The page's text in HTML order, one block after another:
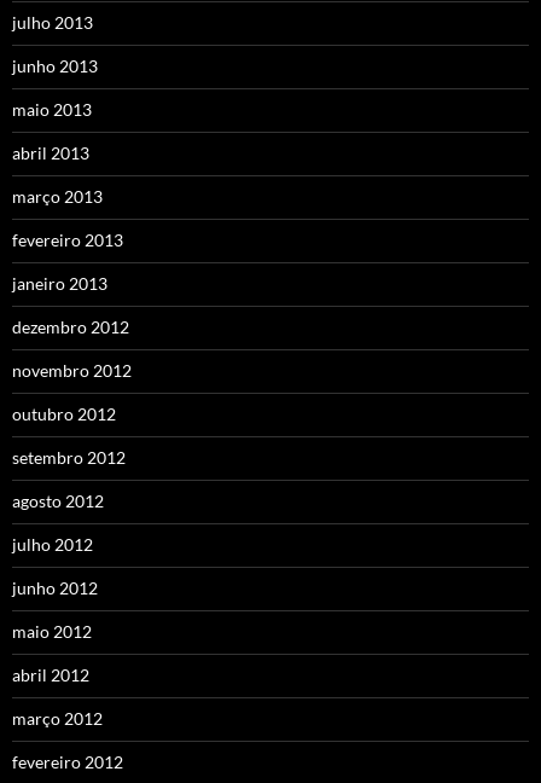
julho 2013
junho 2013
maio 2013
abril 2013
março 2013
fevereiro 2013
janeiro 2013
dezembro 2012
novembro 2012
outubro 2012
setembro 2012
agosto 2012
julho 2012
junho 2012
maio 2012
abril 2012
março 2012
fevereiro 2012